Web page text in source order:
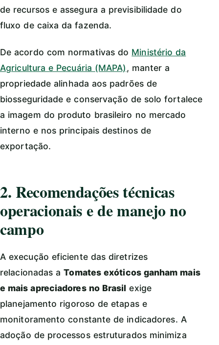
de recursos e assegura a previsibilidade do
fluxo de caixa da fazenda.
De acordo com normativas do Ministério da
Agricultura e Pecuária (MAPA), manter a
propriedade alinhada aos padrões de
biosseguridade e conservação de solo fortalece
a imagem do produto brasileiro no mercado
interno e nos principais destinos de
exportação.
2. Recomendações técnicas
operacionais e de manejo no
campo
A execução eficiente das diretrizes
relacionadas aTomates exóticos ganham mais
e mais apreciadores no Brasil exige
planejamento rigoroso de etapas e
monitoramento constante de indicadores. A
adoção de processos estruturados minimiza